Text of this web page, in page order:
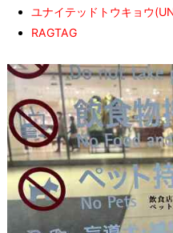
ユナイテッドトウキョウ
RAGTAG